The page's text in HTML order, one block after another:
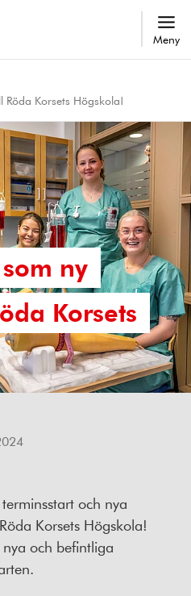
Meny
Korsets Högskola!
ny
Korsets
och nya
Korsets Högskola!
och befintliga